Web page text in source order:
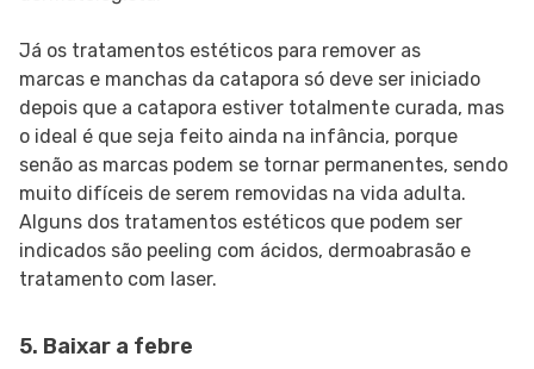
Já os tratamentos estéticos para remover as
marcas e manchas da catapora só deve ser iniciado
depois que a catapora estiver totalmente curada, mas
o ideal é que seja feito ainda na infância, porque
senão as marcas podem se tornar permanentes, sendo
muito difíceis de serem removidas na vida adulta.
Alguns dos tratamentos estéticos que podem ser
indicados são peeling com ácidos, dermoabrasão e
tratamento com laser.
5. Baixar a febre